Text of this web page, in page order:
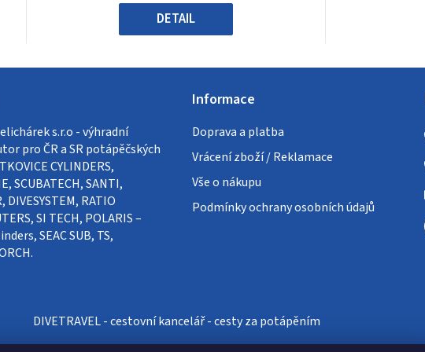
hvězdiček.
DETAIL
s.r.o - výhradní
pro ČR a SR potápěčských
CYLINDERS,
SCUBATECH, SANTI,
DIVESYSTEM, RATIO
SI TECH, POLARIS –
SEAC SUB, TS,
Informace
Doprava a platba
Vrácení zboží / Reklamace
Vše o nákupu
Podmínky ochrany osobních údajů
DIVETRAVEL - cestovní kancelář - cesty za potápěním